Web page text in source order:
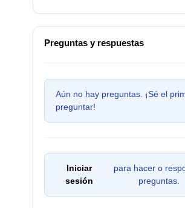
Preguntas y respuestas
Aún no hay preguntas. ¡Sé el
preguntar!
Iniciar
sesión
para hacer o
preguntas.